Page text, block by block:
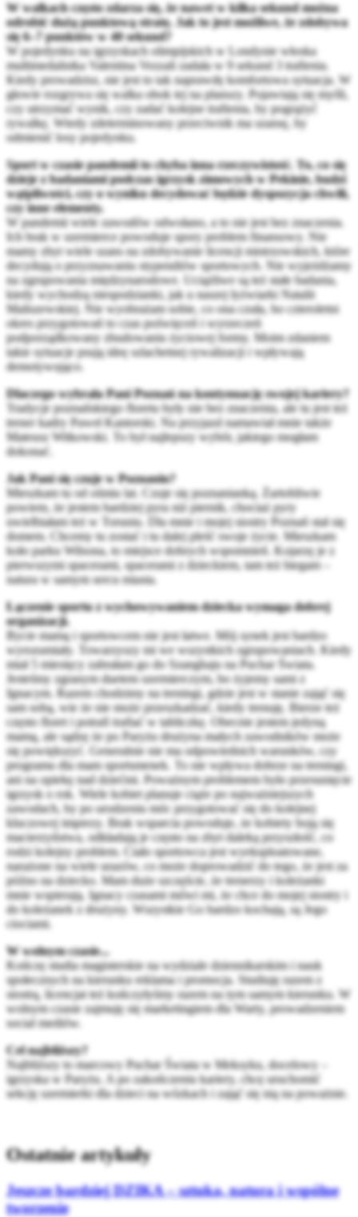
W walkach często zdarza się, że nawet w kilka sekund można
odrobić dużą punktową stratę. Jak to jest możliwe, że zdobywa
się 6–7 punktów w 40 sekund?
W pojedynku na igrzyskach olimpijskich w Londynie włoska
multimedalistka Valentina Vezzali zadała w 9 sekund 3 trafienia.
Kiedy prowadzisz, nie jest to tak naprawdę komfortowa sytuacja. W
głowie rozgrywa się walka obok tej na planszy. Pojawiają się myśli,
czy utrzymać wynik, czy zadać kolejne trafienia, by pogrążyć
rywalkę. Wtedy zdeterminowany przeciwnik ma szansę, by
odmienić losy pojedynku.
Sport w czasie pandemii to chyba inna rzeczywistość. To, co się
dzieje z badaniami podczas igrzysk zimowych w Pekinie, budzi
wątpliwości, czy o wyniku decydować będzie dyspozycja chwili,
czy inne elementy.
W pandemii wiele zawodów odwołano, a to nie jest bez znaczenia.
Ich brak w szermierce powoduje spory problem finansowy. Nie
mamy zbyt wiele szans na zdobywanie licencji mistrzowskich, które
decydują o przyznawaniu stypendiów sportowych. Nie wyjeżdżamy
na zgrupowania międzynarodowe. Uciążliwe są też stałe badania,
kiedy wychodzą niespodzianki, jak u naszej łyżwiarki Natalii
Maliszewskiej. Nie wyobrażam sobie, co ona czuła, bo czteroletni
okres przygotowań to czas poświęceń i wyrzeczeń
podporządkowany zbudowaniu życiowej formy. Moim zdaniem
takie sytuacje psują ideę szlachetnej rywalizacji i wpływają
demotywująco.
Dlaczego wybrała Pani Poznań na kontynuację swojej kariery?
Tradycje poznańskiego floretu były nie bez znaczenia, ale tu jest też
trener kadry Paweł Kantorski. Na przyjazd namawiał mnie także
Mateusz Witkowski. To był najlepszy wybór, jakiego mogłam
dokonać.
Jak Pani się czuje w Poznaniu?
Mieszkam tu od ośmiu lat. Czuje się poznanianką. Żartobliwie
powiem, że jestem bardziej pyra niż piernik, chociaż pyry
uwielbiałam też w Toruniu. Dla mnie i mojej siostry Poznań stał się
domem. Chcemy tu zostać i tu dalej pleść swoje życie. Mieszkam
koło parku Wilsona, to miejsce dobrych wspomnień. Kojarzę je z
pierwszymi spacerami, spacerami z dzieckiem, tam też biegam –
natura w samym sercu miasta.
Łączenie sportu z wychowywaniem dziecka wymaga dobrej
organizacji.
Bycie mamą i sportowcem nie jest łatwe. Mój synek jest bardzo
wyrozumiały. Towarzyszy mi we wszystkich zgrupowaniach. Kiedy
miał 5 miesięcy zabrałam go do Szanghaju na Puchar Świata.
Jesteśmy zgranym duetem szermierczym, bo żyjemy sami z
Ignacym. Razem chodzimy na treningi, gdzie jest w stanie zająć się
sam sobą, wie że nie może przeszkadzać, kiedy trenuję. Bierze też
często floret i potrafi trafiać w tabliczkę. Obecnie jestem jedyną
mamą, ale sądzę że po Paryżu drużyna małych zawodników może
się powiększyć. Generalnie nie ma odpowiednich warunków, czy
programu dla mam sportsmenek. To nie wpływa dobrze na treningi,
ani na opiekę nad dziećmi. Poważnym problemem było przesunięcie
igrzysk o rok. Wiele kobiet planuje ciąże po najważniejszych
zawodach, by po urodzeniu móc przygotować się do kolejnej
kluczowej imprezy. Brak wsparcia powoduje, że kobiety boją się
macierzyństwa, odkładają je często na zbyt daleką przyszłość, co
rodzi kolejny problem. Ciało sportowca jest wyeksploatowane,
narażone na wiele urazów, co może doprowadzić do tego, że jest za
późno na dziecko. Mam duże szczęście, że trenerzy i koleżanki
mnie wspierają. Ignacy czasami mówi mi, że chce do mojej siostry i
do koleżanek z drużyny. Wszystkie Go bardzo kochają, są Jego
ciociami.
W wolnym czasie...
Kończę studia magisterskie na wydziale dziennikarskim i nauk
społecznych na kierunku reklama i promocja. Studiuję razem z
siostrą, licencjat też kończyłyśmy razem na tym samym kierunku. W
wolnym czasie zajmuję się marketingiem dla Warty, prowadzeniem
social mediów.
Cel najbliższy?
Najbliższy to marcowy Puchar Świata w Meksyku, docelowy –
igrzyska w Paryżu. A po zakończeniu kariery, chcę uruchomić
sekcję szermierki dla dzieci na wózkach i zająć się nią na poważnie.
Ostatnie artykuły
Jeszcze bardziej DZIKA – sztuka, natura i wspólne
tworzenie